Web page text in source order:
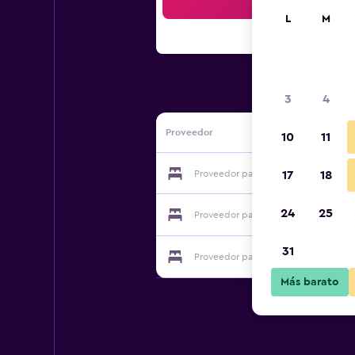
Proveedor
Proveedor para Borgo Della Rocca
Proveedor para Borgo Della Rocca
Proveedor para Borgo Della Rocca
L M
3 4
10 11
17 18
24 25
31
Más barato